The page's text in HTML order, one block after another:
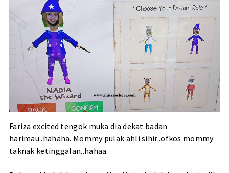
Fariza excited tengok muka dia dekat badan
harimau..hahaha. Mommy pulak ahli sihir..ofkos mommy
taknak ketinggalan..hahaa.